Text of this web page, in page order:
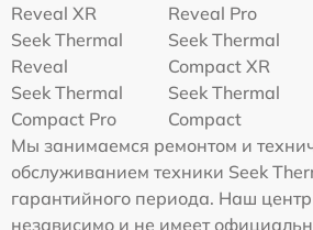
Reveal XR
Reveal Pro
Seek Thermal
Reveal
Seek Thermal
Compact XR
Seek Thermal
Compact Pro
Seek Thermal
Compact
Мы занимаемся ремонтом и
обслуживанием техники Seek
гарантийного периода. Наш
независимо и не имеет